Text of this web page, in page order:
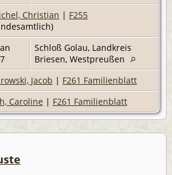
Christian | F255
Schloß Golau, Landkreis
Briesen, Westpreußen
Jacob | F261 Familienblatt
Caroline | F261 Familienblatt